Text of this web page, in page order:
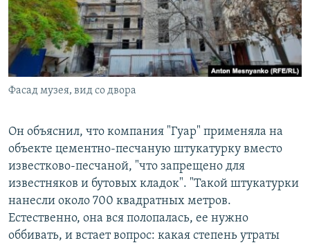
Фасад музея, вид со двора
Он объяснил, что компания "Гуар" применяла на
объекте цементно-песчаную штукатурку вместо
известково-песчаной, "что запрещено для
известняков и бутовых кладок". "Такой штукатурки
нанесли около 700 квадратных метров.
Естественно, она вся полопалась, ее нужно
оббивать, и встает вопрос: какая степень утраты